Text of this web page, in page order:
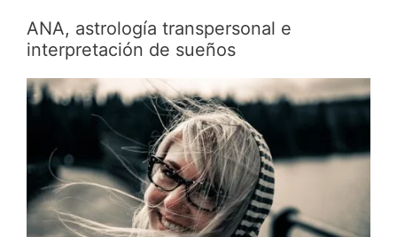
ANA, astrología transpersonal e
interpretación de sueños